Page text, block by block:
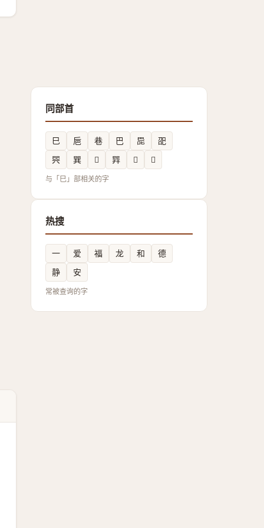
同部首
巳 巵 巷 巴 巼
巶
巺
巽 𢁂 𢁅 𢁊 𢀸
与「巳」部相关的字
热搜
一 爱 福 龙 和
德
静
安
常被查询的字